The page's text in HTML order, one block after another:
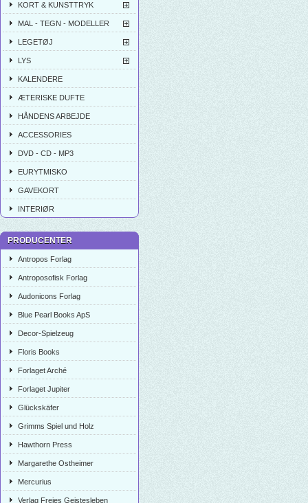
KORT & KUNSTTRYK
MAL - TEGN - MODELLER
LEGETØJ
LYS
KALENDERE
ÆTERISKE DUFTE
HÅNDENS ARBEJDE
ACCESSORIES
DVD - CD - MP3
EURYTMISKO
GAVEKORT
INTERIØR
PRODUCENTER
Antropos Forlag
Antroposofisk Forlag
Audonicons Forlag
Blue Pearl Books ApS
Decor-Spielzeug
Floris Books
Forlaget Arché
Forlaget Jupiter
Glückskäfer
Grimms Spiel und Holz
Hawthorn Press
Margarethe Ostheimer
Mercurius
Verlag Freies Geistesleben